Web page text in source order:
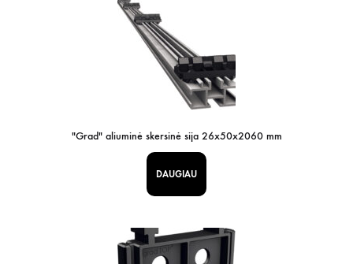
"Grad" aliuminė skersinė sija 26x50x2060 mm
DAUGIAU